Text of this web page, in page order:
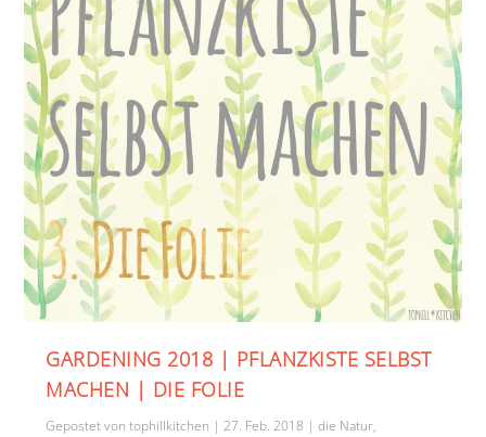
GARDENING 2018 | PFLANZKISTE SELBST
MACHEN | DIE FOLIE
Gepostet vontophillkitchen |27. Feb. 2018 |die Natur,